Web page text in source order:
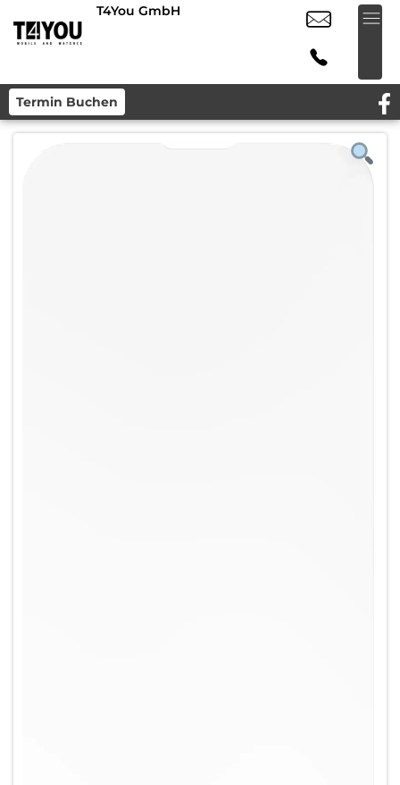
T4You GmbH
Termin Buchen